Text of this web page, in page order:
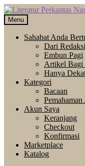
Skip
to
navigation
Langsung
ke
isi
Menu
Sahabat Anda
Dari Redaksi
Embun Pagi
Artikel Bagi
Hanya
Kategori
Bacaan
Akun Saya
Keranjang
Checkout
Konfirmasi
Marketplace
Katalog